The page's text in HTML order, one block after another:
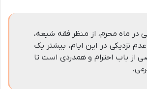
در ماه محرم، از منظر فقه شیعه،
نزدیکی در این ایام، بیشتر یک
از باب احترام و همدردی است تا